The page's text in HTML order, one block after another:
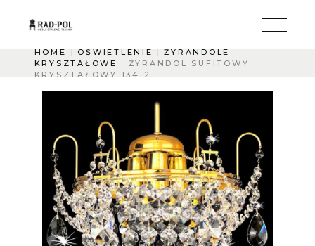
HOME OŚWIETLENIE
ŻYRANDOLE
KRYSZTAŁOWE
ŻYRANDOL SUFITOWY
KRYSZTAŁOWY 134 2